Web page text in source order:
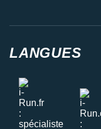
LANGUES